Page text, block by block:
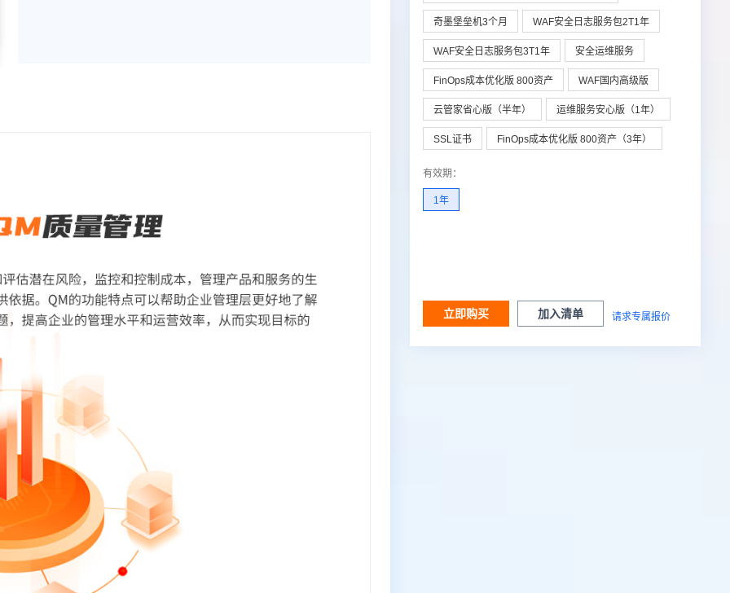
奇墨堡垒机3个月 WAF安全日志服务包2T1年
WAF安全日志服务包3T1年 安全运维服务
FinOps成本优化版 800资产 WAF国内高级版
云管家省心版（半年） 运维服务安心版（1年）
SSL证书 FinOps成本优化版 800资产（3年）
有效期 ：
1年
立即购买 加入清单 请求专属报价